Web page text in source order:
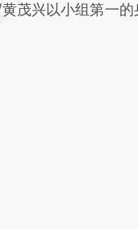
茂兴以小组第一